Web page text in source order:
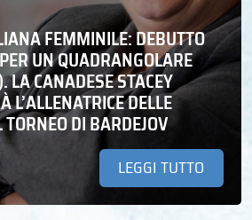
FEMMINILE: DEBUTTO
UN QUADRANGOLARE
CANADESE STACEY
L’ALLENATRICE DELLE
DI BARDEJOV
LEGGI TUTTO